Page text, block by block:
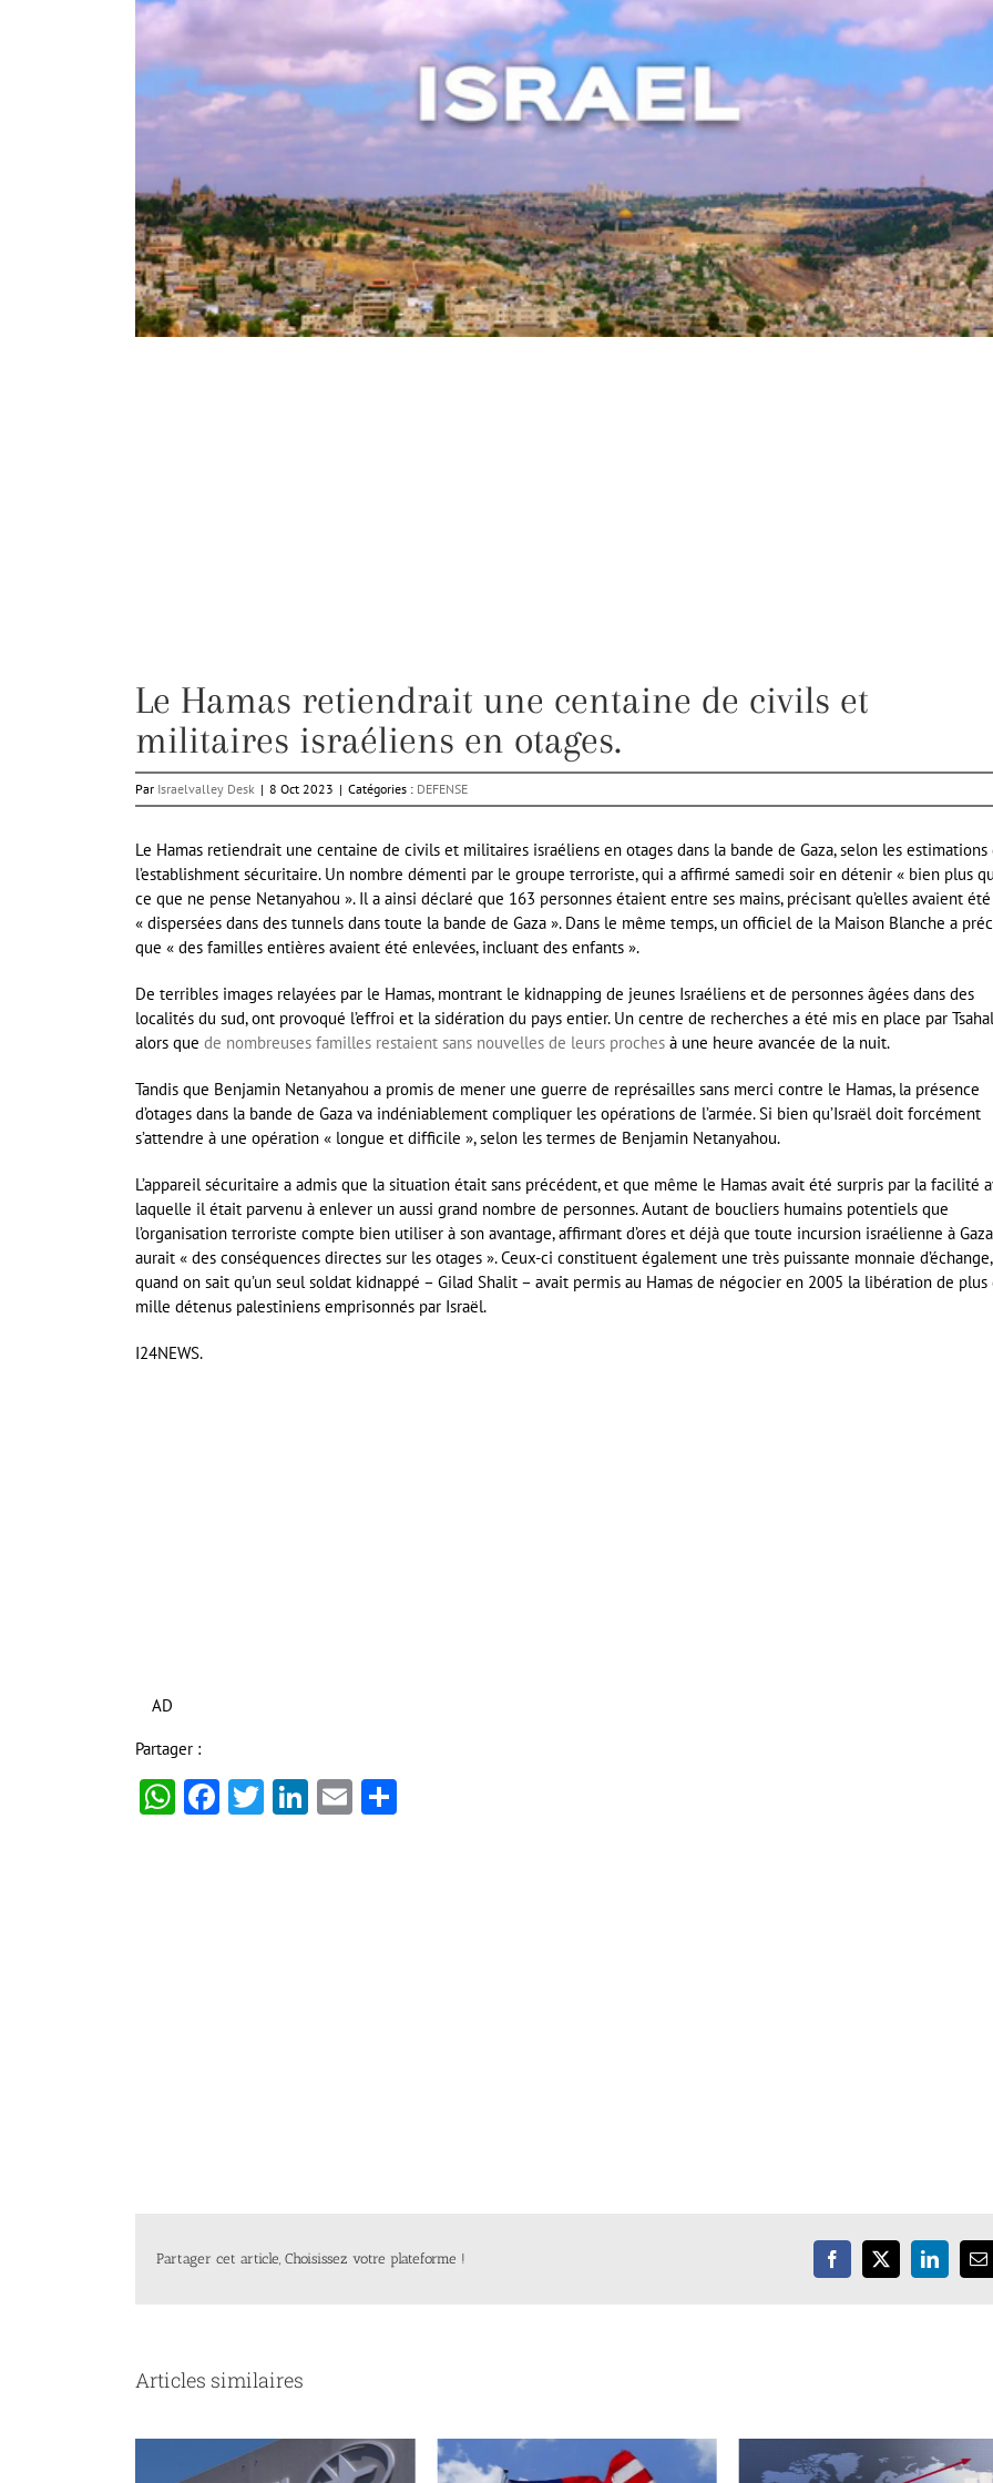
Le Hamas retiendrait une centaine de civils et
militaires israéliens en otages.
Par Israelvalley Desk | 8 Oct 2023 | Catégories : DEFENSE
Le Hamas retiendrait une centaine de civils et militaires israéliens en otages dans la bande de Gaza, selon les estimations
l’establishment sécuritaire. Un nombre démenti par le groupe terroriste, qui a affirmé samedi soir en détenir « bien plus
ce que ne pense Netanyahou ». Il a ainsi déclaré que 163 personnes étaient entre ses mains, précisant qu’elles avaient été
« dispersées dans des tunnels dans toute la bande de Gaza ». Dans le même temps, un officiel de la Maison Blanche a
que « des familles entières avaient été enlevées, incluant des enfants ».
De terribles images relayées par le Hamas, montrant le kidnapping de jeunes Israéliens et de personnes âgées dans des
localités du sud, ont provoqué l’effroi et la sidération du pays entier. Un centre de recherches a été mis en place par
alors que de nombreuses familles restaient sans nouvelles de leurs proches à une heure avancée de la nuit.
Tandis que Benjamin Netanyahou a promis de mener une guerre de représailles sans merci contre le Hamas, la présence
d’otages dans la bande de Gaza va indéniablement compliquer les opérations de l’armée. Si bien qu’Israël doit forcément
s’attendre à une opération « longue et difficile », selon les termes de Benjamin Netanyahou.
L’appareil sécuritaire a admis que la situation était sans précédent, et que même le Hamas avait été surpris par la facilité
laquelle il était parvenu à enlever un aussi grand nombre de personnes. Autant de boucliers humains potentiels que
l’organisation terroriste compte bien utiliser à son avantage, affirmant d’ores et déjà que toute incursion israélienne à Gaza
aurait « des conséquences directes sur les otages ». Ceux-ci constituent également une très puissante monnaie d’échange,
quand on sait qu’un seul soldat kidnappé – Gilad Shalit – avait permis au Hamas de négocier en 2005 la libération de plus
mille détenus palestiniens emprisonnés par Israël.
I24NEWS.
AD
Partager :
WhatsApp
Facebook
Twitter
LinkedIn
Email
Partager cet article, Choisissez votre plateforme ! Facebook
X LinkedIn
Articles similaires